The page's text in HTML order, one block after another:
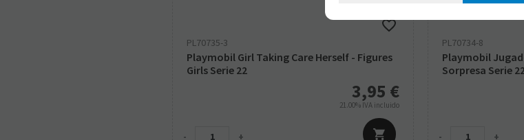
PL70735-3
Playmobil Girl Taking Care Herself - Figures
Girls Serie 22
3,95 €
21.00% IVA incluido
- +
PL70734-8
Playmobil
Sorpresa Serie
- +